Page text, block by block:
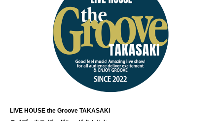
LIVE HOUSE the Groove TAKASAKI